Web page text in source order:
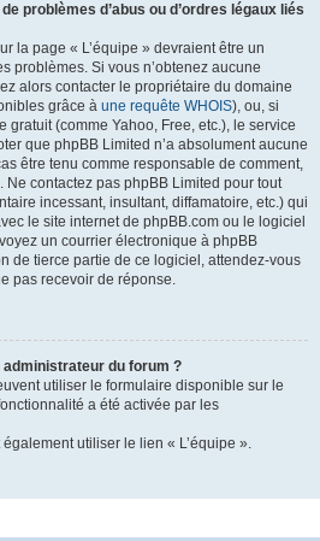
problèmes d’abus ou d’ordres légaux liés
la page « L’équipe » devraient être un
problèmes. Si vous n’obtenez aucune
alors contacter le propriétaire du domaine
grâce à une requête WHOIS), ou, si
gratuit (comme Yahoo, Free, etc.), le service
que phpBB Limited n’a absolument aucune
être tenu comme responsable de comment,
Ne contactez pas phpBB Limited pour tout
incessant, insultant, diffamatoire, etc.) qui
le site internet de phpBB.com ou le logiciel
un courrier électronique à phpBB
de tierce partie de ce logiciel, attendez-vous
pas recevoir de réponse.
du forum ?
utiliser le formulaire disponible sur le
a été activée par les
utiliser le lien « L’équipe ».